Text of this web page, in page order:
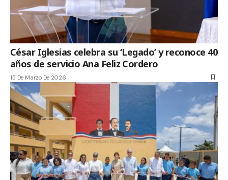
César Iglesias celebra su ‘Legado’ y reconoce 40
años de servicio Ana Feliz Cordero
15 De Marzo De 2026